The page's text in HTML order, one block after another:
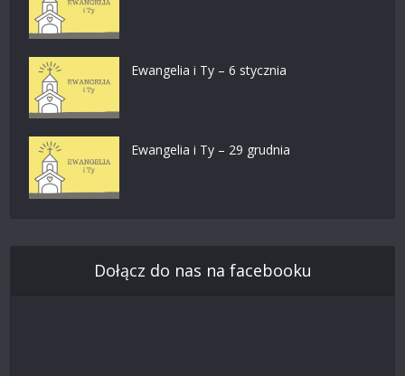
Ewangelia i Ty – 6 stycznia
Ewangelia i Ty – 29 grudnia
Dołącz do nas na facebooku